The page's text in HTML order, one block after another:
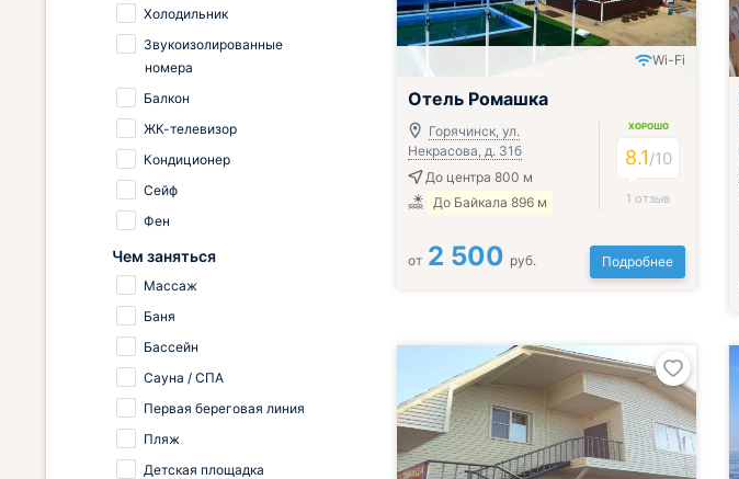
Wi-Fi
Отель Ромашка
Горячинск, ул.
Некрасова, д. 31б
До центра 800 м
До Байкала 896 м
ХОРОШО
8.1/10
1 отзыв
от 2 500 руб. Подробнее
Холодильник
Звукоизолированные
номера
Балкон
ЖК-телевизор
Кондиционер
Сейф
Фен
Чем заняться
Массаж
Баня
Бассейн
Сауна / СПА
Первая береговая линия
Пляж
Детская площадка